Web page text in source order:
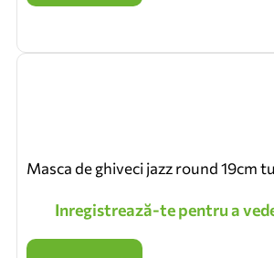
Masca de ghiveci jazz round 19cm
Inregistrează-te pentru a